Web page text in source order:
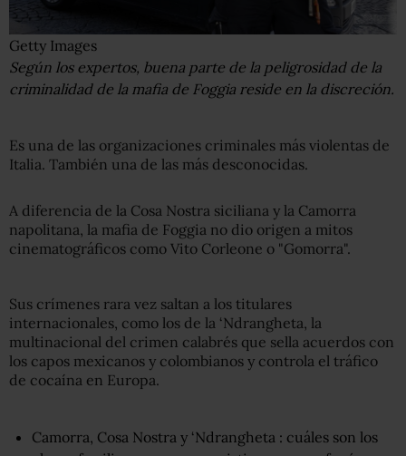
Getty Images
Según los expertos, buena parte de la peligrosidad de la
criminalidad de la mafia de Foggia reside en la discreción.
Es una de las organizaciones criminales más violentas de
Italia. También una de las más desconocidas.
A diferencia de la Cosa Nostra siciliana y la Camorra
napolitana, la mafia de Foggia no dio origen a mitos
cinematográficos como Vito Corleone o "Gomorra".
Sus crímenes rara vez saltan a los titulares
internacionales, como los de la ‘Ndrangheta, la
multinacional del crimen calabrés que sella acuerdos con
los capos mexicanos y colombianos y controla el tráfico
de cocaína en Europa.
Camorra, Cosa Nostra y ‘Ndrangheta : cuáles son los